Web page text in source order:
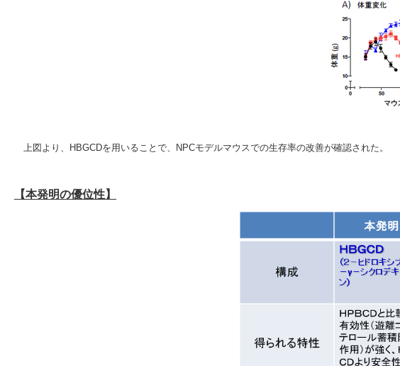
上図より、HBGCDを用いることで、NPCモデルマウスでの生存率の改善が確認された。
【本発明の優位性】